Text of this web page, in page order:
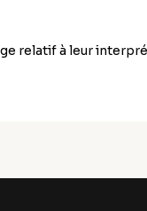
relatif à leur